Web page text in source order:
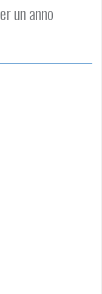
un anno